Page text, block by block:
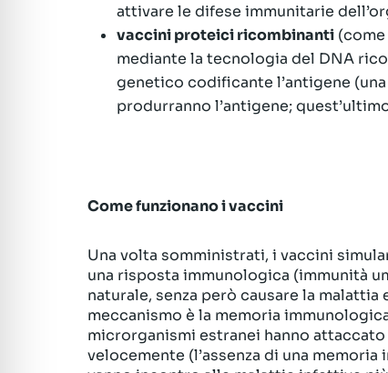
attivare le difese immunitarie
vaccini proteici ricombinanti
mediante la tecnologia del DNA
genetico codificante l’antigene
produrranno l’antigene;
Come funzionano i vaccini
Una volta somministrati, i vaccini
una risposta immunologica (immunità
naturale, senza però causare la
meccanismo è la memoria
microrganismi estranei hanno
velocemente (l’assenza di una